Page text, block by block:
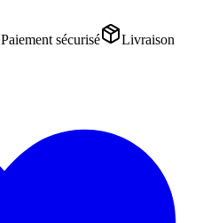
Paiement sécurisé
Livraison